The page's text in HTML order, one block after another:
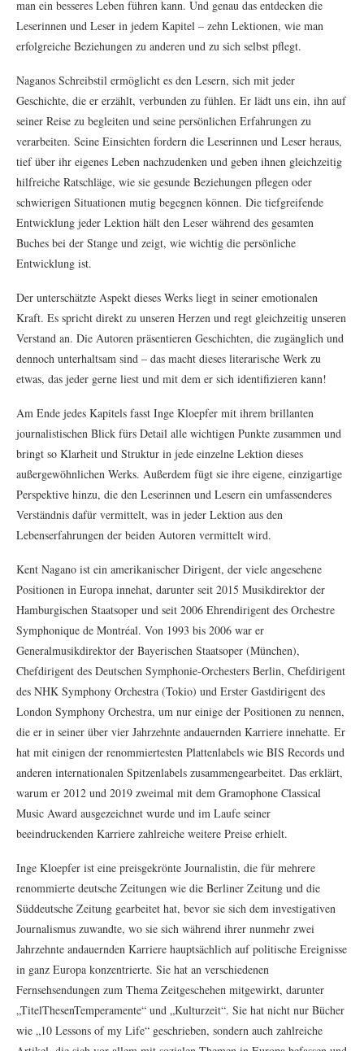
man ein besseres Leben führen kann. Und genau das entdecken die
Leserinnen und Leser in jedem Kapitel – zehn Lektionen, wie man
erfolgreiche Beziehungen zu anderen und zu sich selbst pflegt.
Naganos Schreibstil ermöglicht es den Lesern, sich mit jeder
Geschichte, die er erzählt, verbunden zu fühlen. Er lädt uns ein, ihn auf
seiner Reise zu begleiten und seine persönlichen Erfahrungen zu
verarbeiten. Seine Einsichten fordern die Leserinnen und Leser heraus,
tief über ihr eigenes Leben nachzudenken und geben ihnen gleichzeitig
hilfreiche Ratschläge, wie sie gesunde Beziehungen pflegen oder
schwierigen Situationen mutig begegnen können. Die tiefgreifende
Entwicklung jeder Lektion hält den Leser während des gesamten
Buches bei der Stange und zeigt, wie wichtig die persönliche
Entwicklung ist.
Der unterschätzte Aspekt dieses Werks liegt in seiner emotionalen
Kraft. Es spricht direkt zu unseren Herzen und regt gleichzeitig unseren
Verstand an. Die Autoren präsentieren Geschichten, die zugänglich und
dennoch unterhaltsam sind – das macht dieses literarische Werk zu
etwas, das jeder gerne liest und mit dem er sich identifizieren kann!
Am Ende jedes Kapitels fasst Inge Kloepfer mit ihrem brillanten
journalistischen Blick fürs Detail alle wichtigen Punkte zusammen und
bringt so Klarheit und Struktur in jede einzelne Lektion dieses
außergewöhnlichen Werks. Außerdem fügt sie ihre eigene, einzigartige
Perspektive hinzu, die den Leserinnen und Lesern ein umfassenderes
Verständnis dafür vermittelt, was in jeder Lektion aus den
Lebenserfahrungen der beiden Autoren vermittelt wird.
Kent Nagano ist ein amerikanischer Dirigent, der viele angesehene
Positionen in Europa innehat, darunter seit 2015 Musikdirektor der
Hamburgischen Staatsoper und seit 2006 Ehrendirigent des Orchestre
Symphonique de Montréal. Von 1993 bis 2006 war er
Generalmusikdirektor der Bayerischen Staatsoper (München),
Chefdirigent des Deutschen Symphonie-Orchesters Berlin, Chefdirigent
des NHK Symphony Orchestra (Tokio) und Erster Gastdirigent des
London Symphony Orchestra, um nur einige der Positionen zu nennen,
die er in seiner über vier Jahrzehnte andauernden Karriere innehatte. Er
hat mit einigen der renommiertesten Plattenlabels wie BIS Records und
anderen internationalen Spitzenlabels zusammengearbeitet. Das erklärt,
warum er 2012 und 2019 zweimal mit dem Gramophone Classical
Music Award ausgezeichnet wurde und im Laufe seiner
beeindruckenden Karriere zahlreiche weitere Preise erhielt.
Inge Kloepfer ist eine preisgekrönte Journalistin, die für mehrere
renommierte deutsche Zeitungen wie die Berliner Zeitung und die
Süddeutsche Zeitung gearbeitet hat, bevor sie sich dem investigativen
Journalismus zuwandte, wo sie sich während ihrer nunmehr zwei
Jahrzehnte andauernden Karriere hauptsächlich auf politische Ereignisse
in ganz Europa konzentrierte. Sie hat an verschiedenen
Fernsehsendungen zum Thema Zeitgeschehen mitgewirkt, darunter
„TitelThesenTemperamente“ und „Kulturzeit“. Sie hat nicht nur Bücher
wie „10 Lessons of my Life“ geschrieben, sondern auch zahlreiche